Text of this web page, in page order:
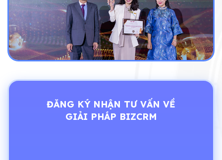
ĐĂNG KÝ NHẬN TƯ VẤN VỀ
GIẢI PHÁP BIZCRM